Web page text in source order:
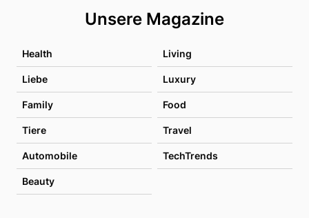
Unsere Magazine
Health Living
Liebe Luxury
Family Food
Tiere Travel
Automobile TechTrends
Beauty